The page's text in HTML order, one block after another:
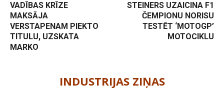
VADĪBAS KRĪZE
MAKSĀJA
VERSTAPENAM PIEKTO
TITULU, UZSKATA
MARKO
STEINERS UZAICINA F1
ČEMPIONU NORISU
TESTĒT ‘MOTOGP’
MOTOCIKLU
INDUSTRIJAS ZIŅAS